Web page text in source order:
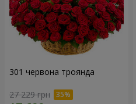
301 червона троянда
27 229 грн